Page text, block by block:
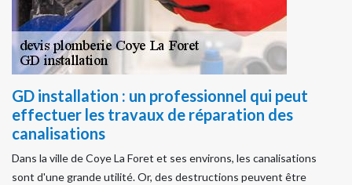
GD installation : un professionnel qui peut
effectuer les travaux de réparation des
canalisations
Dans la ville de Coye La Foret et ses environs, les canalisations
sont d'une grande utilité. Or, des destructions peuvent être